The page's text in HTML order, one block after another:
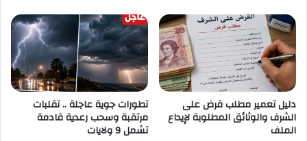
دليل تعمير مطلب قرض على
الشرف والوثائق المطلوبة لإيداع
الملف
تطورات جوية عاجلة .. تقلبات
مرتقبة وسحب رعدية قادمة
تشمل 9 ولايات